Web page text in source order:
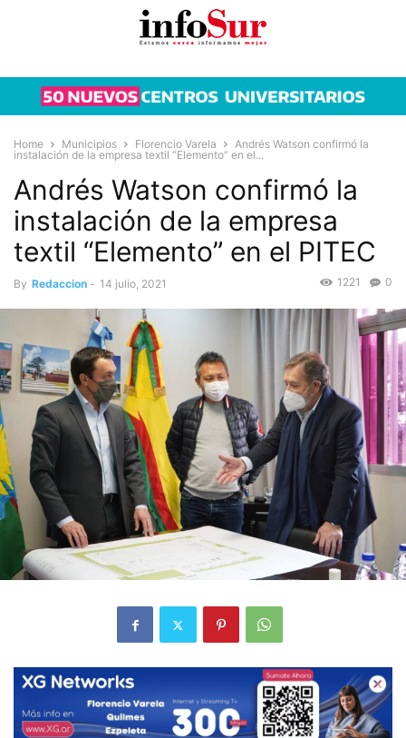
Home Municipios Florencio Varela
Andrés Watson confirmó la
instalación de la empresa textil “Elemento” en el...
Andrés Watson confirmó la
instalación de la empresa
textil “Elemento” en el PITEC
By Redaccion - 14 julio, 2021 0
1221